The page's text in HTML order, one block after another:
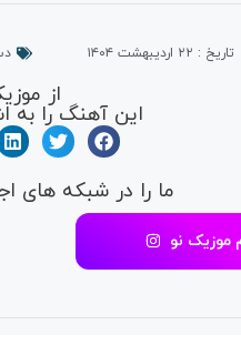
تاریخ : ۲۲ اردیبهشت ۱۴۰۴
از
این آهنگ را به
ما را در شبکه های
موزیک نو